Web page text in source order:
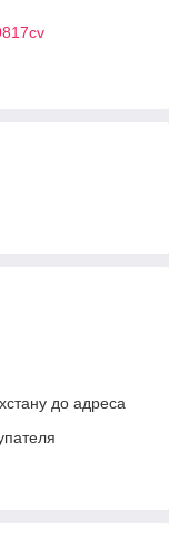
до адреса